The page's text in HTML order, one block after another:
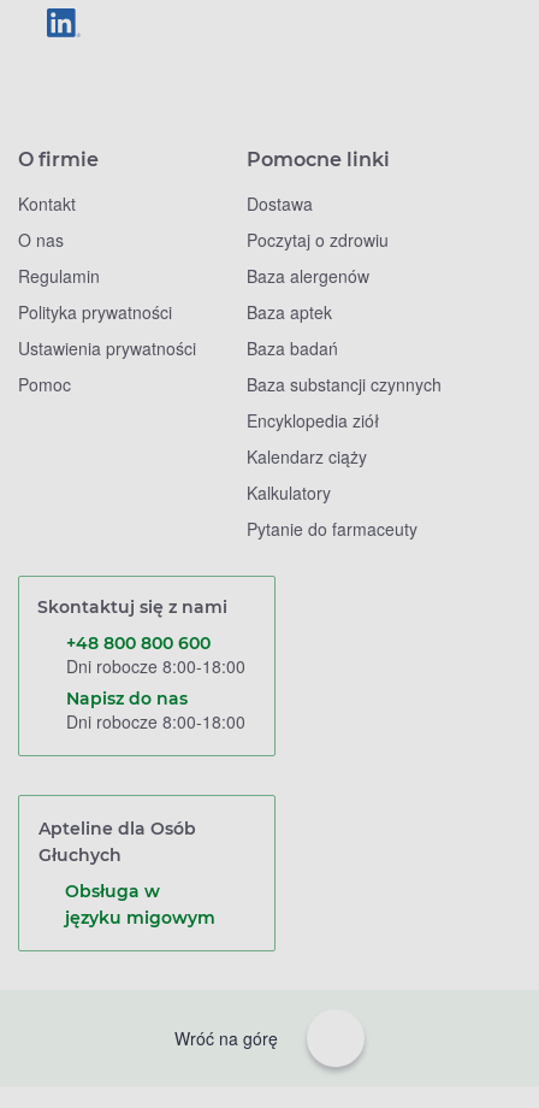
O firmie
Kontakt
O nas
Regulamin
Polityka prywatności
Ustawienia prywatności
Pomoc
Pomocne linki
Dostawa
Poczytaj o zdrowiu
Baza alergenów
Baza aptek
Baza badań
Baza substancji czynnych
Encyklopedia ziół
Kalendarz ciąży
Kalkulatory
Pytanie do farmaceuty
Skontaktuj się z nami
+48 800 800 600
Dni robocze 8:00-18:00
Napisz do nas
Dni robocze 8:00-18:00
Apteline dla Osób
Głuchych
Obsługa w
języku migowym
Wróć na górę